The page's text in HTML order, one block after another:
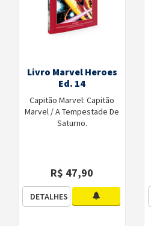
Livro Marvel Heroes
Ed. 14
Capitão Marvel: Capitão
Marvel / A Tempestade De
Saturno.
R$ 47,90
DETALHES